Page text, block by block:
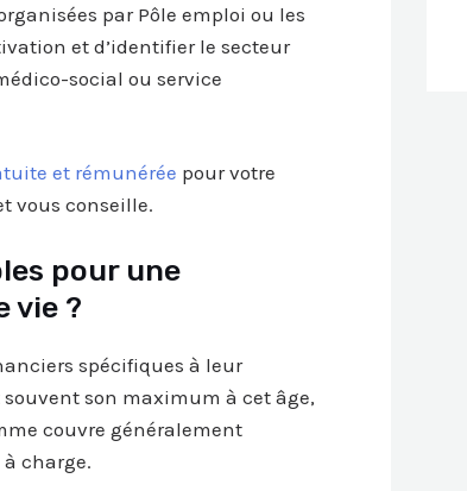
par Pôle emploi ou les
et d’identifier le secteur
social ou service
et rémunérée pour votre
vous conseille.
pour une
vie ?
spécifiques à leur
son maximum à cet âge,
couvre généralement
charge.